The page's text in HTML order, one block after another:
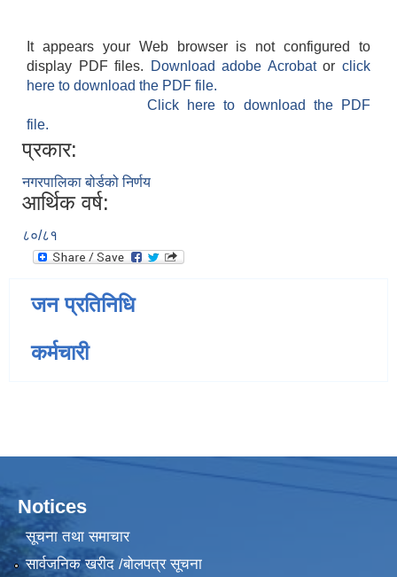
It appears your Web browser is not configured to
display PDF files.
Download adobe Acrobatorclick
here to download the PDF file.
Click here to download the PDF
file.
प्रकार:
नगरपालिका बोर्डको निर्णय
आर्थिक वर्ष:
८०/८१
जन प्रतिनिधि
कर्मचारी
Notices
सूचना तथा समाचार
सार्वजनिक खरीद /बोलपत्र सूचना